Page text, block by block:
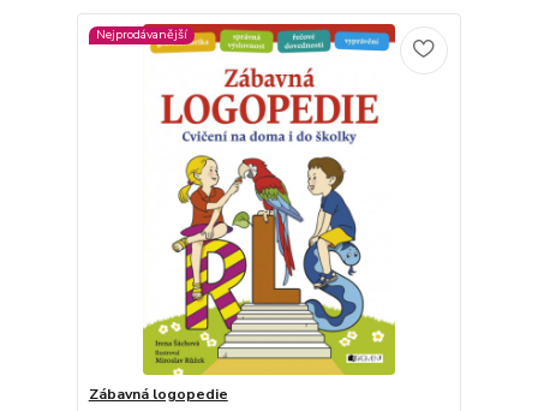
Nejprodávanější
Zábavná logopedie